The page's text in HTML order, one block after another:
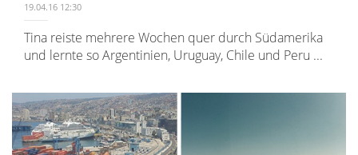
19.04.16 12:30
Tina reiste mehrere Wochen quer durch Südamerika
und lernte so Argentinien, Uruguay, Chile und Peru ...